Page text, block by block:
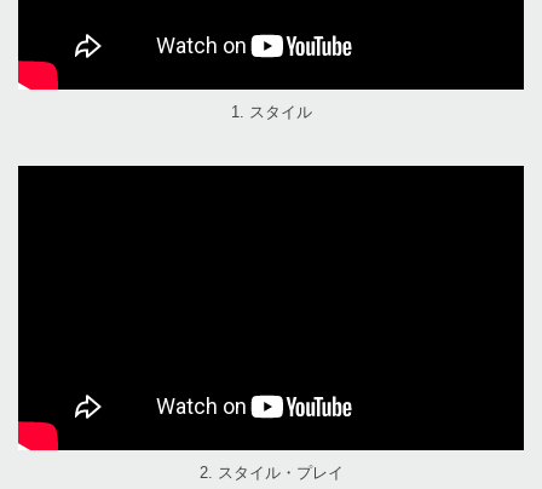
1. スタイル
2. スタイル・プレイ